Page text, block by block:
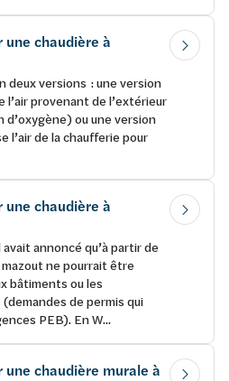
une chaudière à
deux versions : une version
l’air provenant de l’extérieur
d’oxygène) ou une version
l’air de la chaufferie pour
une chaudière à
annoncé qu’à partir de
ne pourrait être
bâtiments ou les
de permis qui
PEB). En W...
chaudière murale à